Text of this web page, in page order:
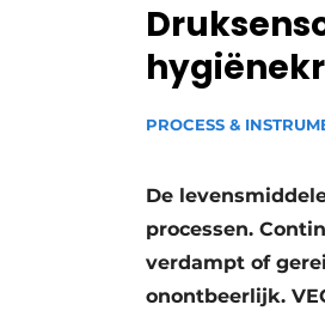
Privacy /
Vacature
Vacatures
PROCESS &
De
processen.
verdampt of
onontbeerlijk.